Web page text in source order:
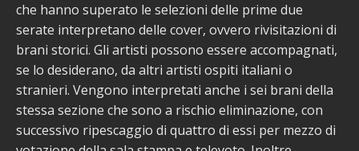
che hanno superato le selezioni delle prime due
serate interpretano delle cover, ovvero rivisitazioni di
brani storici. Gli artisti possono essere accompagnati,
se lo desiderano, da altri artisti ospiti italiani o
stranieri. Vengono interpretati anche i sei brani della
stessa sezione che sono a rischio eliminazione, con
successivo ripescaggio di quattro di essi per mezzo di